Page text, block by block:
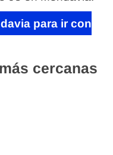
para ir con
cercanas